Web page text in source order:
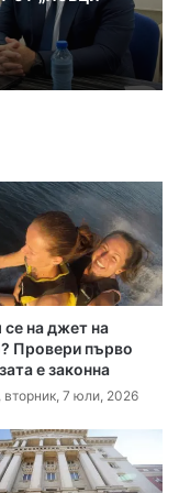
на джет на
Провери първо
е законна
вторник, 7 юли, 2026